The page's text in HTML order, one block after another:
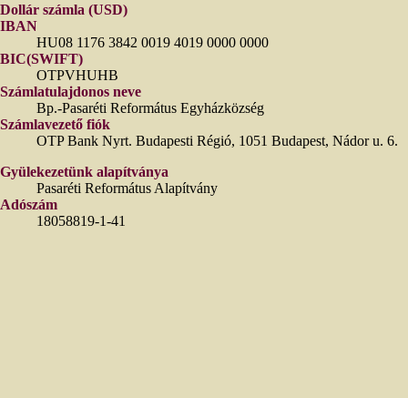
Dollár számla (USD)
IBAN
HU08 1176 3842 0019 4019 0000 0000
BIC(SWIFT)
OTPVHUHB
Számlatulajdonos neve
Bp.-Pasaréti Református Egyházközség
Számlavezető fiók
OTP Bank Nyrt. Budapesti Régió, 1051 Budapest, Nádor u. 6.
Gyülekezetünk alapítványa
Pasaréti Református Alapítvány
Adószám
18058819-1-41